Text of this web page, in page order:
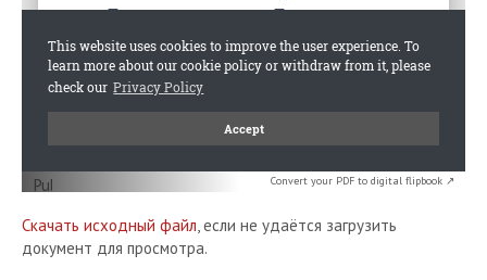
Convert your PDF to digital flipbook ↗
Скачать исходный файл, если не удаётся загрузить
документ для просмотра.